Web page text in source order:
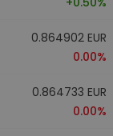
0.864902 EUR
0.00%
0.864733 EUR
0.00%